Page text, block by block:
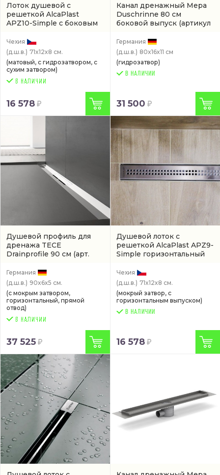
Лоток душевой с
решеткой AlcaPlast
APZ10-Simple с боковым
Чехия
(д.ш.в.) 71x12x8 см.
(матовый, с гидрозатвором, с
сухим затвором)
16 578
Канал дренажный Mepa
Duschrinne 80 см
боковой выпуск (артикул
Германия
(д.ш.в.) 80x16x11 см
(гидрозатвор)
В НАЛИЧИИ
31 500
Душевой профиль для
дренажа TECE
Drainprofile 90 см (арт.
Германия
(д.ш.в.) 90x6x5 см.
(с мокрым затвором,
горизонтальный, прямой
отвод)
37 525
Душевой лоток с
решеткой AlcaPlast APZ9-
Simple горизонтальный
Чехия
(д.ш.в.) 71x12x8 см.
(мокрый затвор, с
горизонтальным выпуском)
В НАЛИЧИИ
16 578